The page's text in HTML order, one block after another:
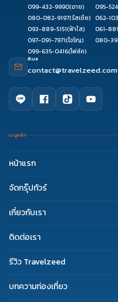
099-432-9990(อาย) 095-
080-082-9197(รัสเซีย) 062-
093-889-5151(ฟ้าใส) 061-
097-091-7971(โจริญ) 080-
099-635-0416(โฟล์ค)
อีเมล
contact@travelzeed.com
เมนูหลัก
หน้าแรก
จัดกรุ๊ปทัวร์
เกี่ยวกับเรา
ติดต่อเรา
รีวิว Travelzeed
บทความท่องเที่ยว